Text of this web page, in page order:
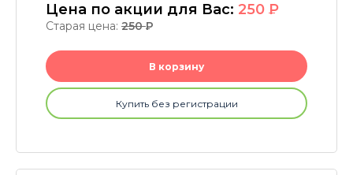
Цена по акции для Вас: 250 P
Старая цена: 250P
В корзину
Купить без регистрации